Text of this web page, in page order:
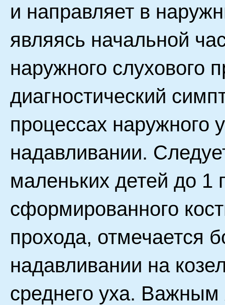
и направляет в
являясь начальной
наружного слухового
диагностический
процессах наружного
надавливании.
маленьких детей до
сформированного
прохода, отмечается
надавливании на
среднего уха. Важным